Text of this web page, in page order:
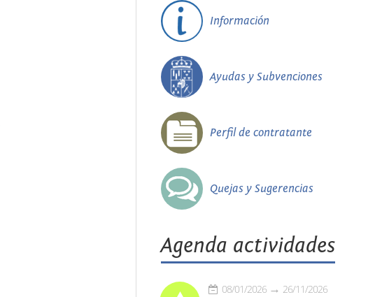
Información
Ayudas y Subvenciones
Perfil de contratante
Quejas y Sugerencias
Agenda actividades
08/01/2026 26/11/2026